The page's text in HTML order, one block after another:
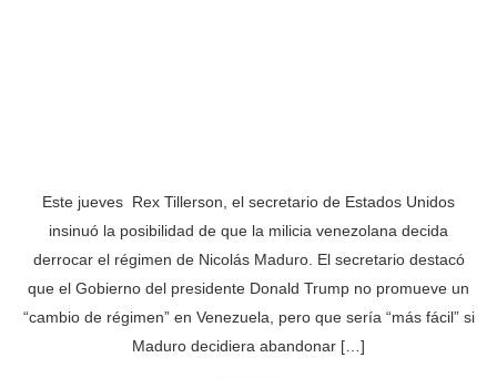
Este jueves Rex Tillerson, el secretario de Estados Unidos
insinuó la posibilidad de que la milicia venezolana decida
derrocar el régimen de Nicolás Maduro. El secretario destacó
que el Gobierno del presidente Donald Trump no promueve un
“cambio de régimen” en Venezuela, pero que sería “más fácil” si
Maduro decidiera abandonar […]